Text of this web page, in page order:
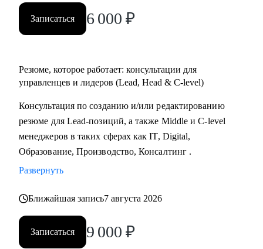
Записаться 6 000 ₽
Резюме, которое работает: консультации для
управленцев и лидеров (Lead, Head & C-level)
Консультация по созданию и/или редактированию
резюме для Lead-позиций, а также Middle и C-level
менеджеров в таких сферах как IT, Digital,
Образование, Производство, Консалтинг .
Развернуть
Ближайшая запись7 августа 2026
Записаться 9 000 ₽